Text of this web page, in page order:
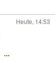
Heute, 14:53
...